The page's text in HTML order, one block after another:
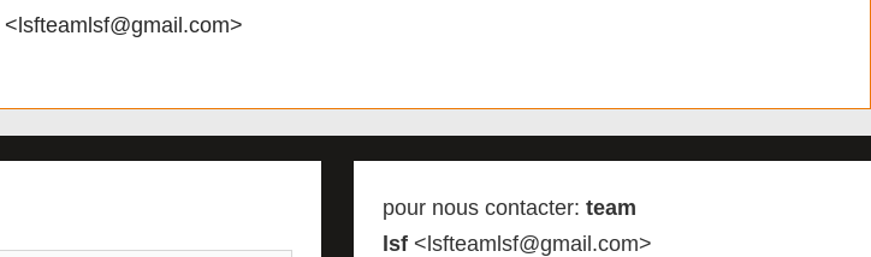
<lsfteamlsf@gmail.com>
pour nous contacter:team
lsf <lsfteamlsf@gmail.com>